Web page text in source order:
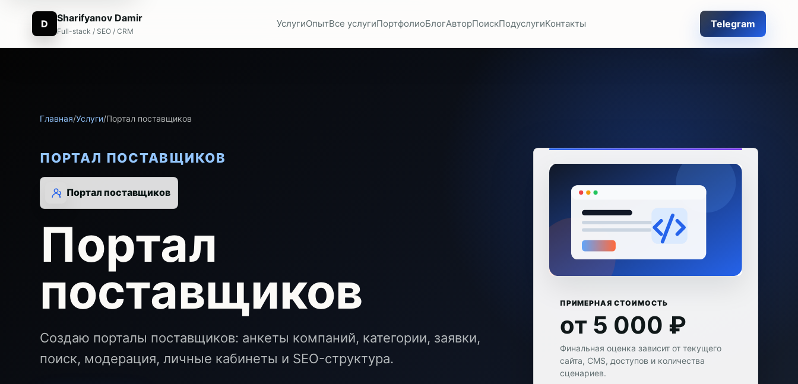
D Sharifyanov Damir
Full-stack / SEO / CRM
УслугиОпытВсе услугиПортфолиоБлогАвторПоискПодуслугиКонтакты Telegram
Главная/Услуги/Портал поставщиков
ПОРТАЛ ПОСТАВЩИКОВ
Портал поставщиков
Портал
поставщиков
Создаю порталы поставщиков: анкеты компаний, категории, заявки,
поиск, модерация, личные кабинеты и SEO-структура.
ПРИМЕРНАЯ СТОИМОСТЬ
от 5 000 ₽
Финальная оценка зависит от текущего
сайта, CMS, доступов и количества
сценариев.